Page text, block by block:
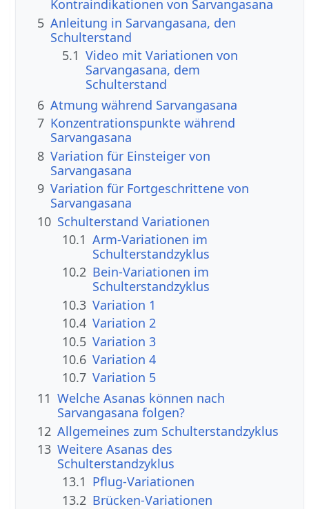
Kontraindikationen von Sarvangasana
5 Anleitung in Sarvangasana, den
Schulterstand
5.1 Video mit Variationen von
Sarvangasana, dem
Schulterstand
6 Atmung während Sarvangasana
7 Konzentrationspunkte während
Sarvangasana
8 Variation für Einsteiger von
Sarvangasana
9 Variation für Fortgeschrittene von
Sarvangasana
10 Schulterstand Variationen
10.1 Arm-Variationen im
Schulterstandzyklus
10.2 Bein-Variationen im
Schulterstandzyklus
10.3 Variation 1
10.4 Variation 2
10.5 Variation 3
10.6 Variation 4
10.7 Variation 5
11 Welche Asanas können nach
Sarvangasana folgen?
12 Allgemeines zum Schulterstandzyklus
13 Weitere Asanas des
Schulterstandzyklus
13.1 Pflug-Variationen
13.2 Brücken-Variationen